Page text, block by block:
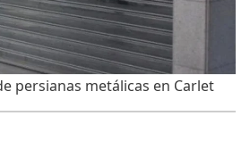
persianas metálicas en Carlet